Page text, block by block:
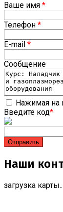
Ваше имя *
Телефон *
E-mail *
Сообщение
Нажимая на
Введите код*
Наши
загрузка карты...